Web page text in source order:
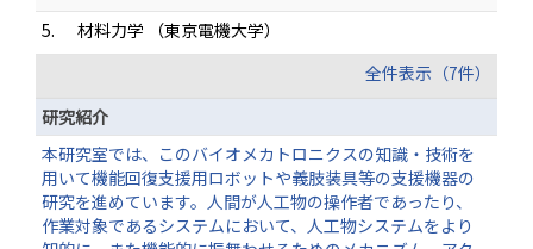
5.
材料力学 （東京電機大学）
全件表示（7件）
研究紹介
本研究室では、このバイオメカトロニクスの知識・技術を
用いて機能回復支援用ロボットや義肢装具等の支援機器の
研究を進めています。人間が人工物の操作者であったり、
作業対象であるシステムにおいて、人工物システムをより